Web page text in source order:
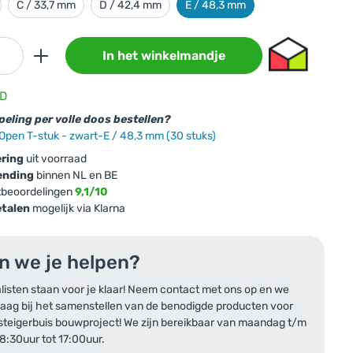
C / 33,7 mm D / 42,4 mm E / 48,3 mm
In het winkelmandje
per volle doos bestellen?
T-stuk - zwart-E / 48,3 mm (30 stuks)
uit voorraad
binnen NL en BE
9,1/10
mogelijk via Klarna
we je helpen?
staan voor je klaar! Neem contact met ons op en we
bij het samenstellen van de benodigde producten voor
bouwproject! We zijn bereikbaar van maandag t/m
tot 17:00uur.
je
/ 48,3